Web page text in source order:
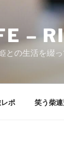
–
との生活を綴っ
ポ 笑う柴連